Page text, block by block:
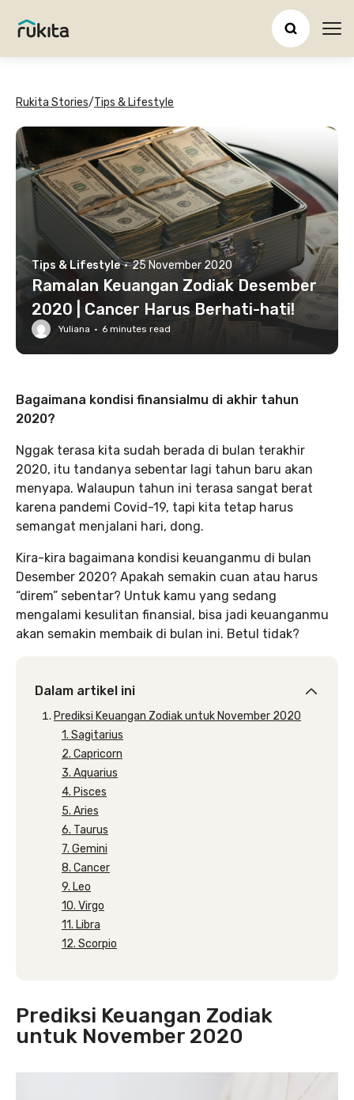
Rukita Stories/Tips & Lifestyle
Tips & Lifestyle · 25 November 2020
Ramalan Keuangan Zodiak Desember
2020 | Cancer Harus Berhati-hati!
Yuliana · 6 minutes read
Bagaimana kondisi finansialmu di akhir tahun
2020?
Nggak terasa kita sudah berada di bulan terakhir
2020, itu tandanya sebentar lagi tahun baru akan
menyapa. Walaupun tahun ini terasa sangat berat
karena pandemi Covid-19, tapi kita tetap harus
semangat menjalani hari, dong.
Kira-kira bagaimana kondisi keuanganmu di bulan
Desember 2020? Apakah semakin cuan atau harus
“direm” sebentar? Untuk kamu yang sedang
mengalami kesulitan finansial, bisa jadi keuanganmu
akan semakin membaik di bulan ini. Betul tidak?
Dalam artikel ini
Prediksi Keuangan Zodiak untuk November 2020
1. Sagitarius
2. Capricorn
3. Aquarius
4. Pisces
5. Aries
6. Taurus
7. Gemini
8. Cancer
9. Leo
10. Virgo
11. Libra
12. Scorpio
Prediksi Keuangan Zodiak
untuk November 2020